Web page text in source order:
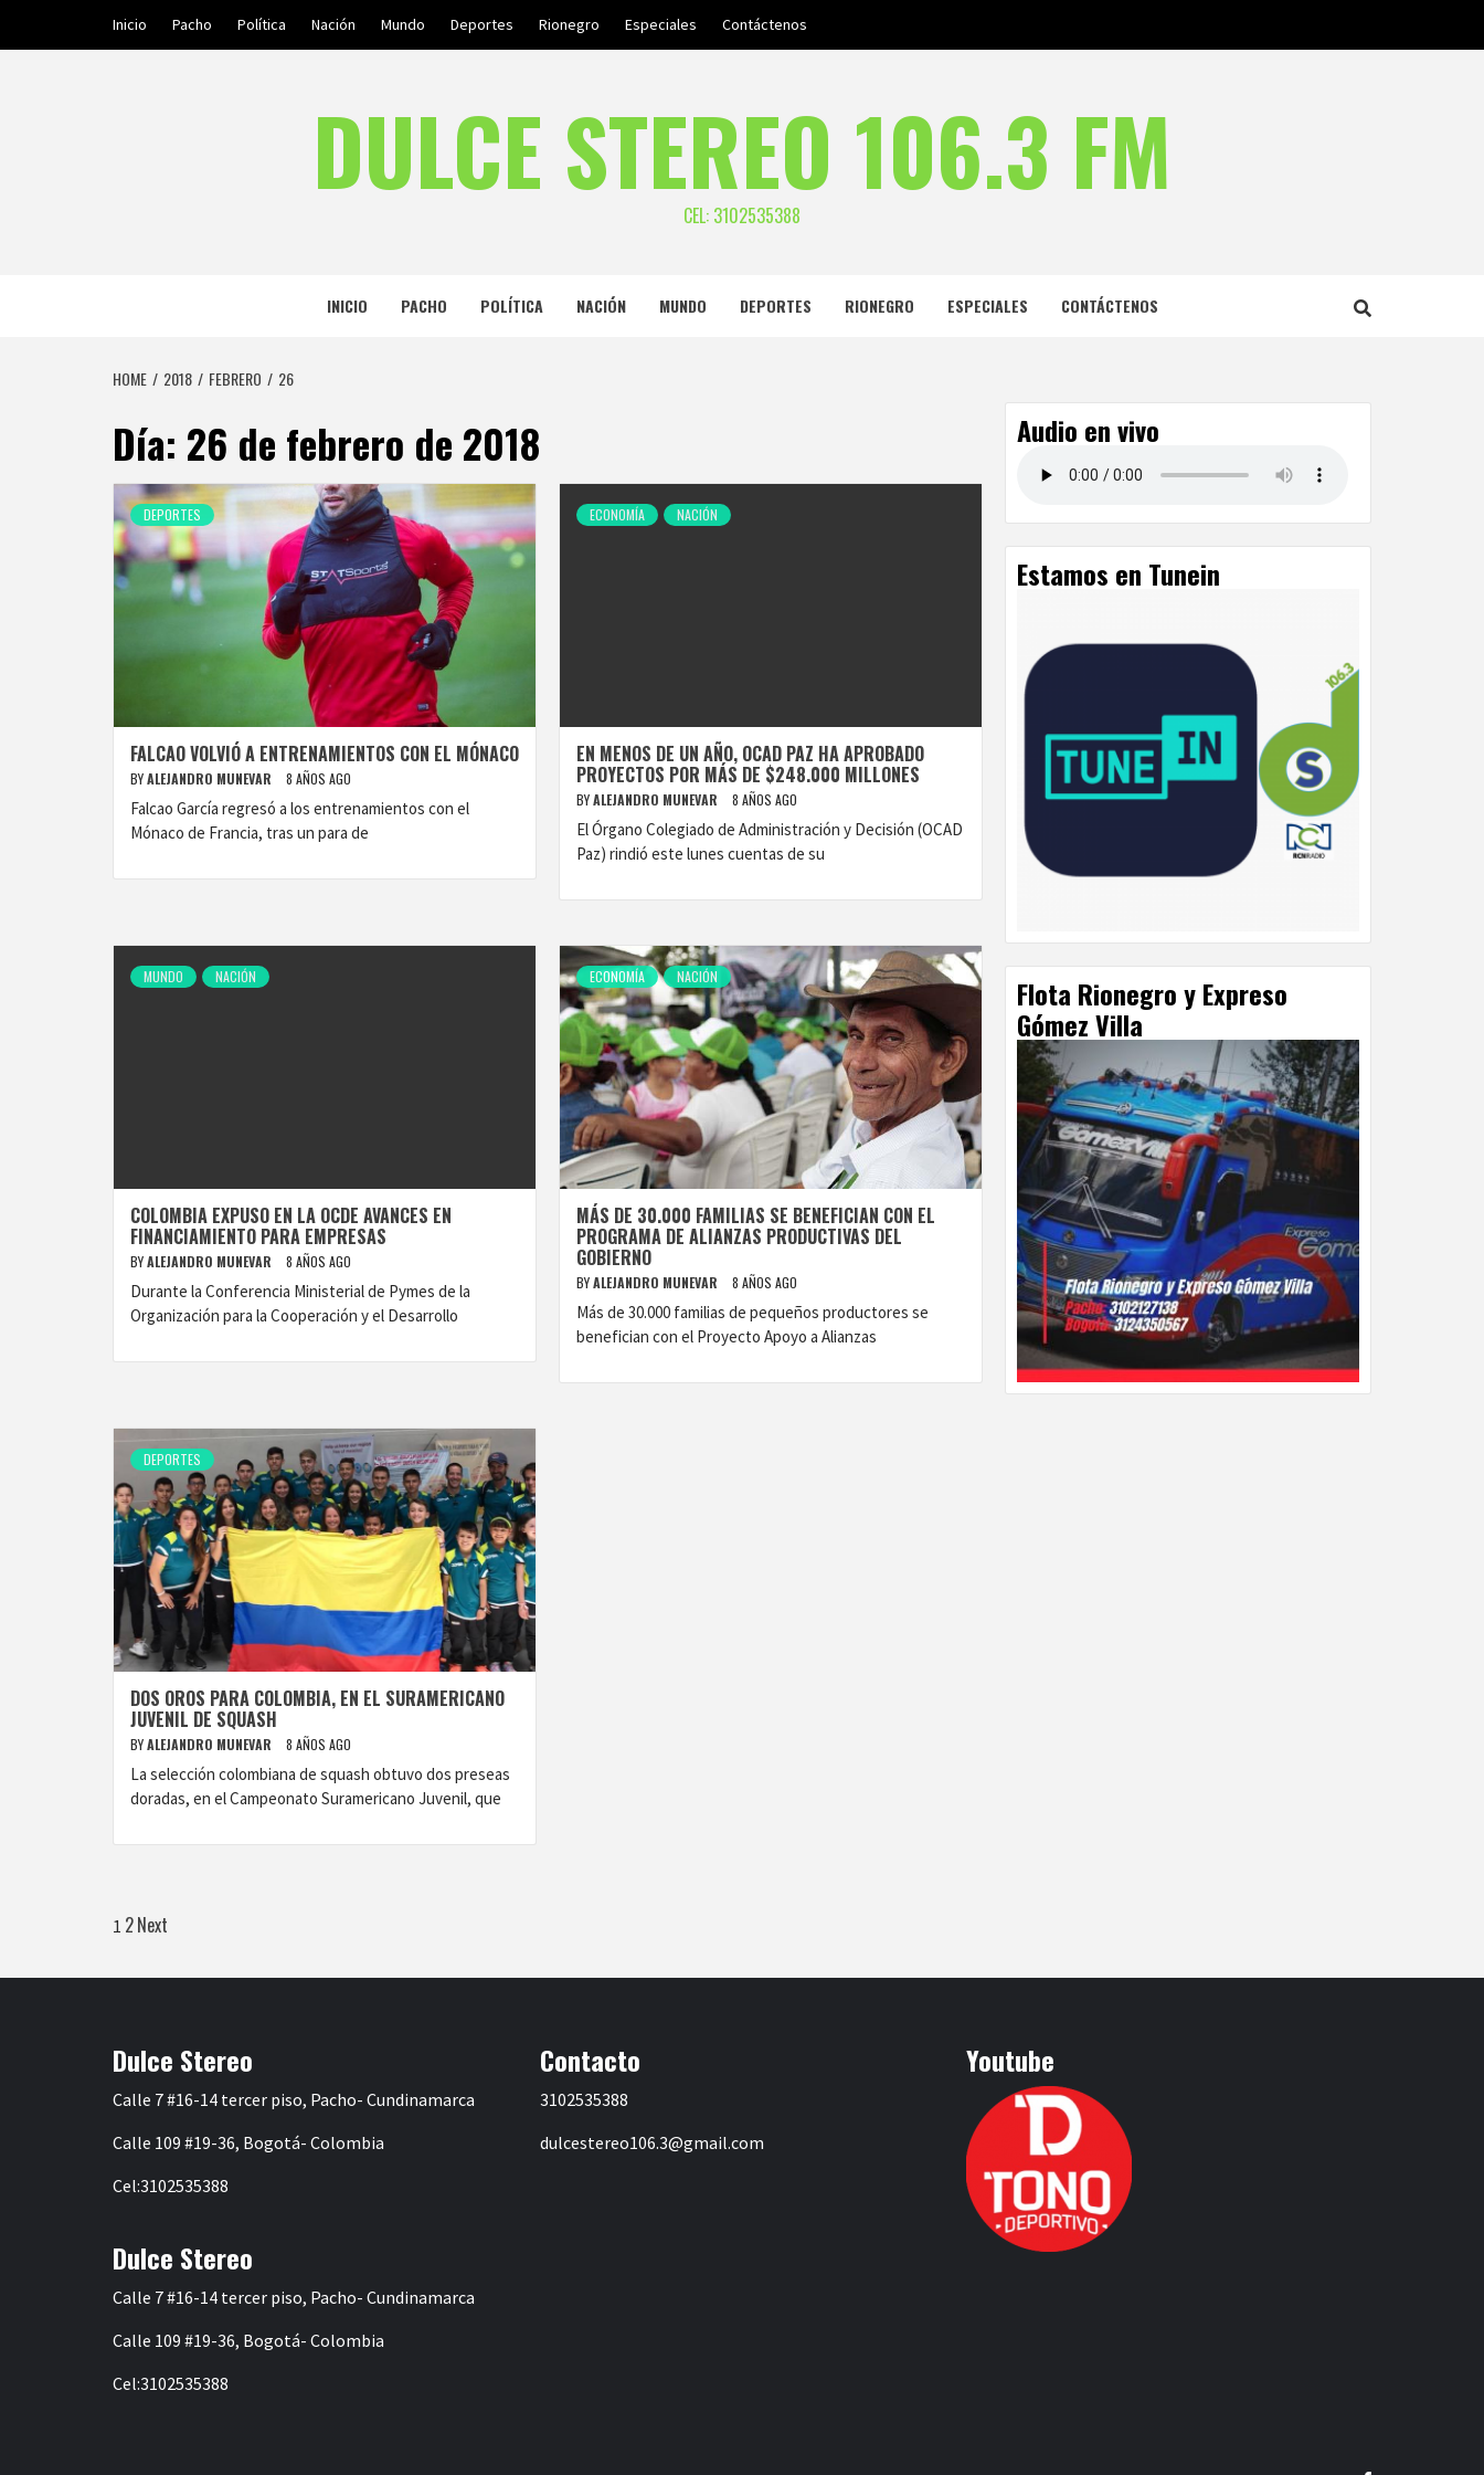
Inicio Pacho Política Nación Mundo Deportes Rionegro Especiales Contáctenos
DULCE STEREO 106.3 FM
CEL: 3102535388
INICIO PACHO POLÍTICA NACIÓN MUNDO DEPORTES RIONEGRO ESPECIALES CONTÁCTENOS
HOME 2018 FEBRERO 26
Día: 26 de febrero de 2018
DEPORTES
FALCAO VOLVIÓ A ENTRENAMIENTOS CON EL MÓNACO
BYALEJANDRO MUNEVAR 8 AÑOS AGO
Falcao García regresó a los entrenamientos con el
Mónaco de Francia, tras un para de
ECONOMÍA NACIÓN
EN MENOS DE UN AÑO, OCAD PAZ HA APROBADO
PROYECTOS POR MÁS DE $248.000 MILLONES
BYALEJANDRO MUNEVAR 8 AÑOS AGO
El Órgano Colegiado de Administración y Decisión (OCAD
Paz) rindió este lunes cuentas de su
MUNDO NACIÓN
COLOMBIA EXPUSO EN LA OCDE AVANCES EN
FINANCIAMIENTO PARA EMPRESAS
BYALEJANDRO MUNEVAR 8 AÑOS AGO
Durante la Conferencia Ministerial de Pymes de la
Organización para la Cooperación y el Desarrollo
ECONOMÍA NACIÓN
MÁS DE 30.000 FAMILIAS SE BENEFICIAN CON EL
PROGRAMA DE ALIANZAS PRODUCTIVAS DEL
GOBIERNO
BYALEJANDRO MUNEVAR 8 AÑOS AGO
Más de 30.000 familias de pequeños productores se
benefician con el Proyecto Apoyo a Alianzas
DEPORTES
DOS OROS PARA COLOMBIA, EN EL SURAMERICANO
JUVENIL DE SQUASH
BYALEJANDRO MUNEVAR 8 AÑOS AGO
La selección colombiana de squash obtuvo dos preseas
doradas, en el Campeonato Suramericano Juvenil, que
Paginación
de
1 2Next
Audio en vivo
Estamos en Tunein
Flota Rionegro y Expreso
Gómez Villa
Dulce Stereo
Calle 7 #16-14 tercer piso, Pacho- Cundinamarca
Calle 109 #19-36, Bogotá- Colombia
Cel:3102535388
Dulce Stereo
Calle 7 #16-14 tercer piso, Pacho- Cundinamarca
Calle 109 #19-36, Bogotá- Colombia
Cel:3102535388
Contacto
3102535388
dulcestereo106.3@gmail.com
Youtube